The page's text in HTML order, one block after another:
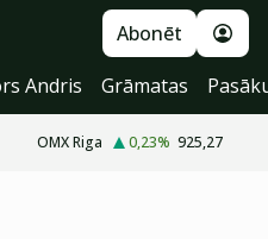
Abonēt
Andris Grāmatas
OMX Riga 0,23% 925,27